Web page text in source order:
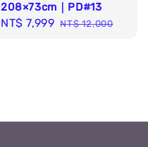
208×73cm｜PD#13
Sale
NT$ 7,999 Regular
NT$ 12,000